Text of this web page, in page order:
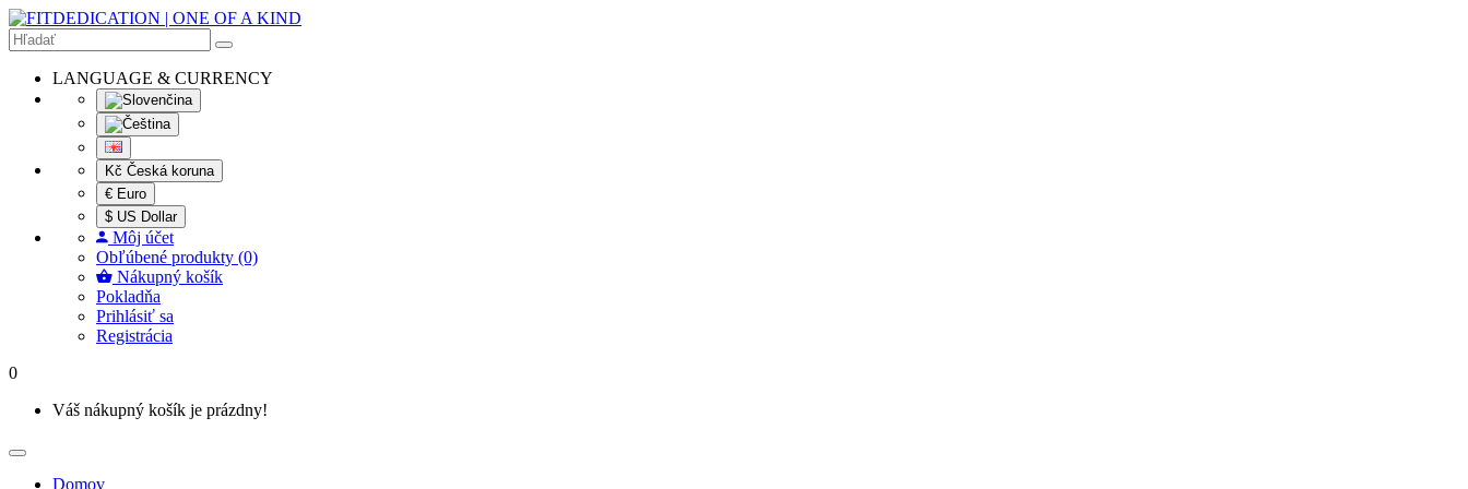
LANGUAGE & CURRENCY
Kč Česká koruna
€ Euro
$ US Dollar
Môj účet
Obľúbené produkty (0)
Nákupný košík
Pokladňa
Prihlásiť sa
Registrácia
0
Váš nákupný košík je prázdny!
Domov